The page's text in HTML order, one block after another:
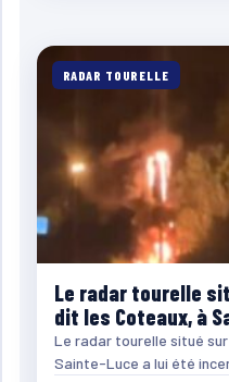
RADAR TOURELLE
Le radar tourelle
dit les Coteaux, à
Le radar tourelle situé sur
Sainte-Luce a lui été